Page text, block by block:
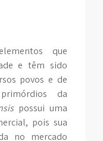
que
e têm sido
povos e de
da
possui uma
pois sua
no mercado